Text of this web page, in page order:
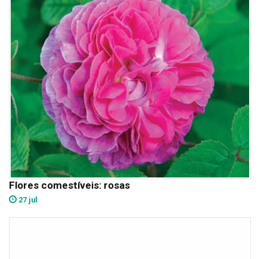
Flores comestíveis: rosas
27 jul